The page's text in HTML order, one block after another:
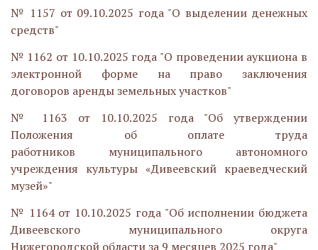
№ 1157 от 09.10.2025 года "О выделении денежных
средств"
№ 1162 от 10.10.2025 года "О проведении аукциона в
электронной форме на право заключения
договоров аренды земельных участков"
№ 1163 от 10.10.2025 года "Об утверждении
Положения об оплате труда
работников муниципального автономного
учреждения культуры «Дивеевский краеведческий
музей»"
№ 1164 от 10.10.2025 года "Об исполнении бюджета
Дивеевского муниципального округа
Нижегородской областиза 9 месяцев 2025 года"